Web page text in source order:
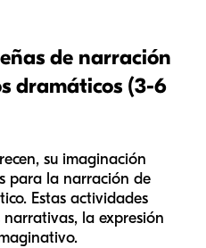
de narración
dramáticos (3-6
su imaginación
para la narración de
Estas actividades
la expresión